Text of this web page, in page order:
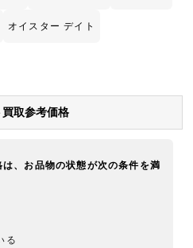
オイスター デイト
取参考価格
、お品物の状態が次の条件を満
る